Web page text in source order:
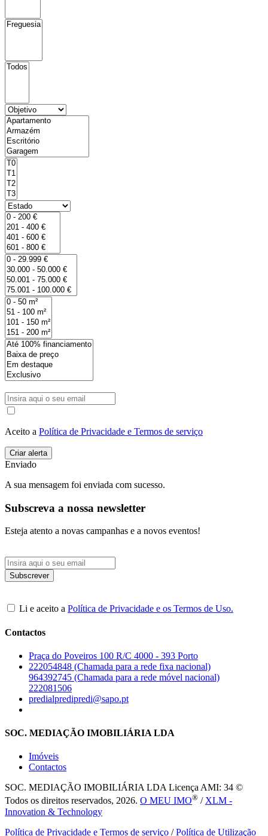
Aceito a Política de Privacidade e Termos de serviço
Enviado
A sua mensagem foi enviada com sucesso.
Subscreva a nossa newsletter
Esteja atento a novas campanhas e a novos eventos!
Li e aceito a Política de Privacidade e os Termos de Uso.
Contactos
Praça do Poveiros 100 R/C 4000 - 393 Porto
222054848 (Chamada para a rede fixa nacional)
964392745 (Chamada para a rede móvel nacional)
222081506
predialpredipredi@sapo.pt
SOC. MEDIAÇÃO IMOBILIÁRIA LDA
Imóveis
Contactos
SOC. MEDIAÇÃO IMOBILIÁRIA LDA Licença AMI: 34 ©
Todos os direitos reservados, 2026. O MEU IMO® /XLM -
Innovation & Technology
Política de Privacidade e Termos de serviço /Política de Utilização